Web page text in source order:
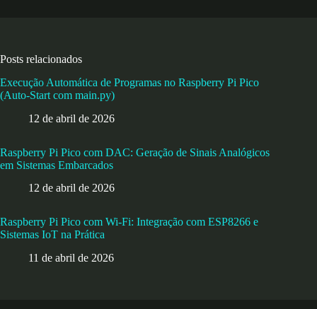
Posts relacionados
Execução Automática de Programas no Raspberry Pi Pico
(Auto-Start com main.py)
12 de abril de 2026
Raspberry Pi Pico com DAC: Geração de Sinais Analógicos
em Sistemas Embarcados
12 de abril de 2026
Raspberry Pi Pico com Wi-Fi: Integração com ESP8266 e
Sistemas IoT na Prática
11 de abril de 2026